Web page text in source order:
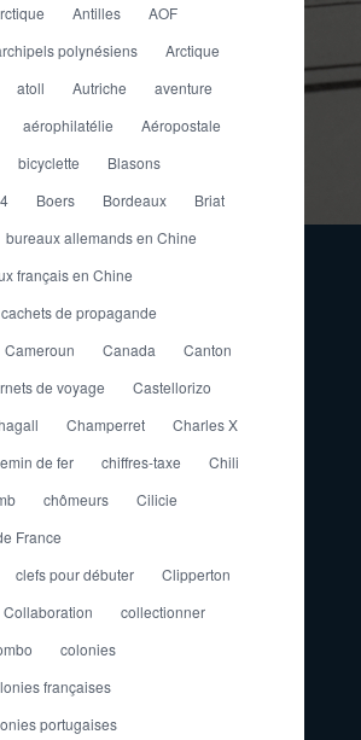
Antilles
AOF
polynésiens
Arctique
atoll Autriche
aventure
aérophilatélie
Aéropostale
bicyclette
Blasons
Boers Bordeaux
Briat
bureaux allemands en Chine
français en Chine
cachets de propagande
Cameroun Canada
Canton
de voyage
Castellorizo
Champerret
Charles X
de fer chiffres-taxe
Chili
chômeurs
Cilicie
France
clefs pour débuter
Clipperton
Collaboration
collectionner
colonies
françaises
portugaises